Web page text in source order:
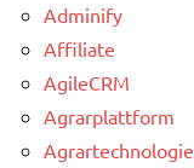
Adminify
Affiliate
AgileCRM
Agrarplattform
Agrartechnologie